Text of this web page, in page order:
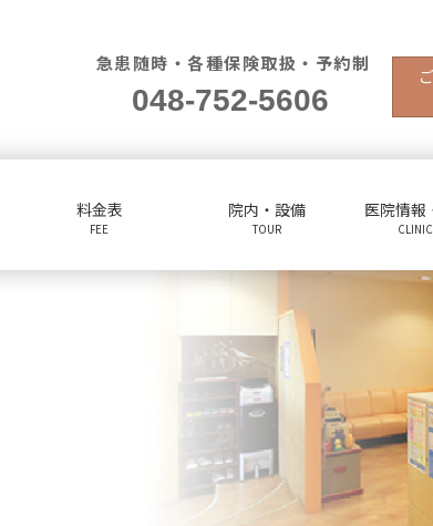
急患随時・各種保険取扱・予約制
048-752-5606
料金表
FEE
院内・設備
TOUR
医院情報